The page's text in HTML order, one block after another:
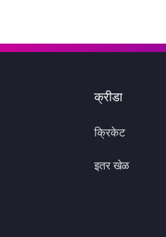
क्रीडा
क्रिकेट
इतर खेळ